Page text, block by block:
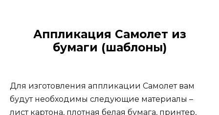
Аппликация Самолет из
бумаги (шаблоны)
Для изготовления аппликации Самолет вам
будут необходимы следующие материалы –
лист картона, плотная белая бумага, принтер,